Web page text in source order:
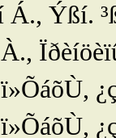
Á., Ýßí.